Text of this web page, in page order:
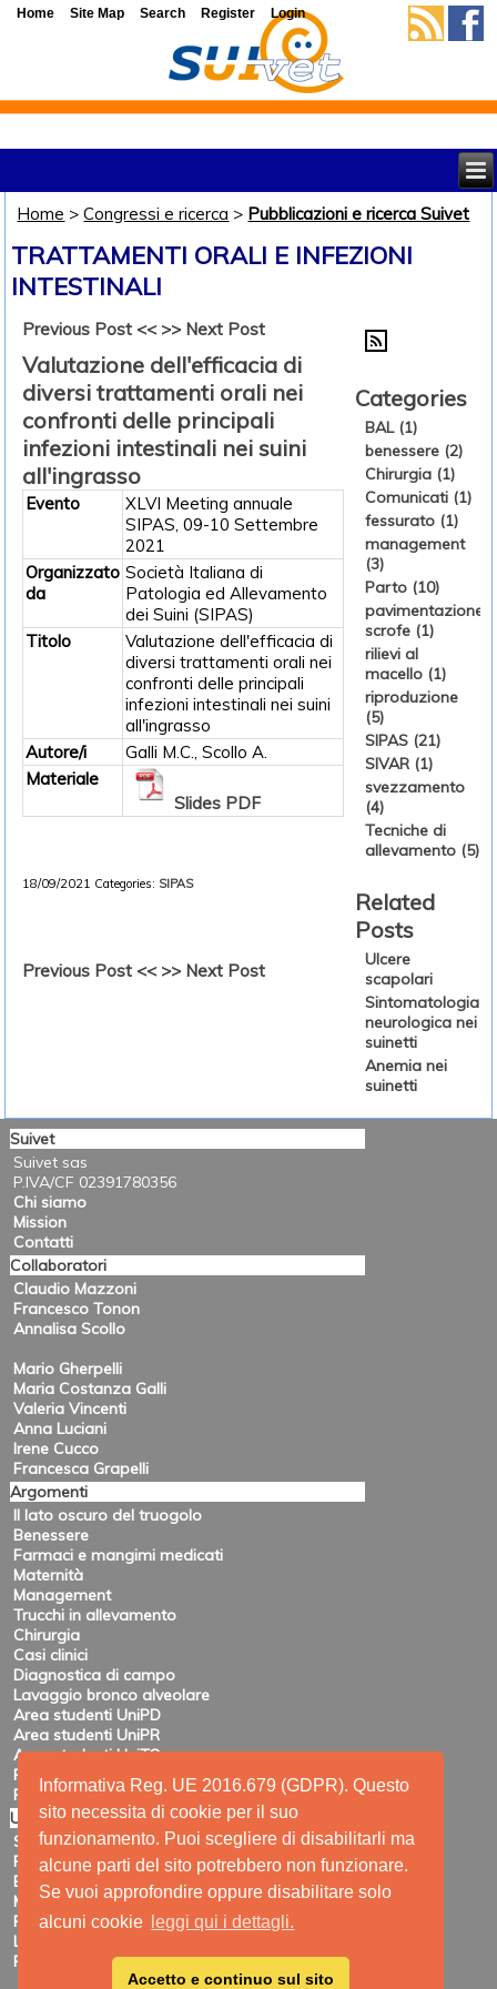
Informativa Reg. UE 2016.679 (GDPR). Questo
sito necessita di cookie per il suo
funzionamento. Puoi scegliere di disabilitarli ma
alcune parti del sito potrebbero non funzionare.
Se vuoi approfondire oppure disabilitare solo
alcuni cookie
leggi qui i dettagli.
Accetto e continuo sul sito
Home >Congressi e ricerca > Pubblicazioni e ricerca Suivet
TRATTAMENTI ORALI E INFEZIONI
INTESTINALI
Previous Post << >> Next Post
Valutazione dell'efficacia di
diversi trattamenti orali nei
confronti delle principali
infezioni intestinali nei suini
all'ingrasso
Evento
XLVI Meeting annuale
SIPAS, 09-10 Settembre
2021
Organizzato
da
Società Italiana di
Patologia ed Allevamento
dei Suini (SIPAS)
Titolo
Valutazione dell'efficacia di
diversi trattamenti orali nei
confronti delle principali
infezioni intestinali nei suini
all'ingrasso
Autore/i
Galli M.C., Scollo A.
Materiale
Slides PDF
18/09/2021 Categories: SIPAS
Previous Post << >> Next Post
Categories
BAL (1)
benessere (2)
Chirurgia (1)
Comunicati (1)
fessurato (1)
management
(3)
Parto (10)
pavimentazione
scrofe (1)
rilievi al
macello (1)
riproduzione
(5)
SIPAS (21)
SIVAR (1)
svezzamento
(4)
Tecniche di
allevamento (5)
Related
Posts
Ulcere
scapolari
Sintomatologia
neurologica nei
suinetti
Anemia nei
suinetti
Suivet
Suivet sas
P.IVA/CF 02391780356
Chi siamo
Mission
Contatti
Collaboratori
Claudio Mazzoni
Francesco Tonon
Annalisa Scollo
Mario Gherpelli
Maria Costanza Galli
Valeria Vincenti
Anna Luciani
Irene Cucco
Francesca Grapelli
Argomenti
Il lato oscuro del truogolo
Benessere
Farmaci e mangimi medicati
Maternità
Management
Trucchi in allevamento
Chirurgia
Casi clinici
Diagnostica di campo
Lavaggio bronco alveolare
Area studenti UniPD
Area studenti UniPR
Area studenti UniTO
Recensioni di eventi
Pubblicazioni e ricerca
Utility
Siti amici
Ricerca
Elenco feed
Mappa del sito
Registrazione
Login
Privacy
Home Site Map Search Register Login